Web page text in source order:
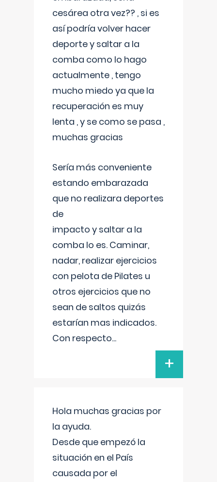
cesárea otra vez?? , si es
así podría volver hacer
deporte y saltar a la
comba como lo hago
actualmente , tengo
mucho miedo ya que la
recuperación es muy
lenta , y se como se pasa ,
muchas gracias
Sería más conveniente
estando embarazada
que no realizara deportes
de
impacto y saltar a la
comba lo es. Caminar,
nadar, realizar ejercicios
con pelota de Pilates u
otros ejercicios que no
sean de saltos quizás
estarían mas indicados.
Con respecto...
+
Hola muchas gracias por
la ayuda.
Desde que empezó la
situación en el País
causada por el